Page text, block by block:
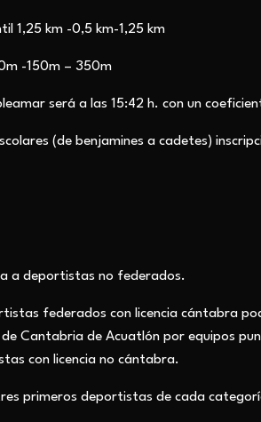
1,25 km -0,5 km-1,25 km
-150m – 350m
será a las 15:42 h. con un
(de benjamines a cadetes)
a deportistas no federados.
federados con licencia cántabra
Cantabria de Acuatlón por equipos
con licencia no cántabra.
primeros deportistas de cada